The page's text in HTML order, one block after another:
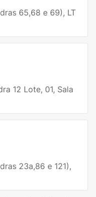
65,68 e 69), LT
12 Lote, 01, Sala
23a,86 e 121),